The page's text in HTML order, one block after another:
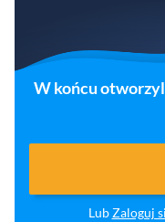
W końcu
LubZaloguj